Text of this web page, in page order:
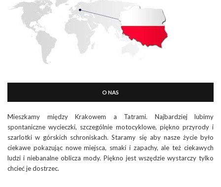
O NAS
Mieszkamy między Krakowem a Tatrami. Najbardziej lubimy
spontaniczne wycieczki, szczególnie motocyklowe, piękno przyrody i
szarlotki w górskich schroniskach. Staramy się aby nasze życie było
ciekawe pokazując nowe miejsca, smaki i zapachy, ale też ciekawych
ludzi i niebanalne oblicza mody. Piękno jest wszędzie wystarczy tylko
chcieć je dostrzec.